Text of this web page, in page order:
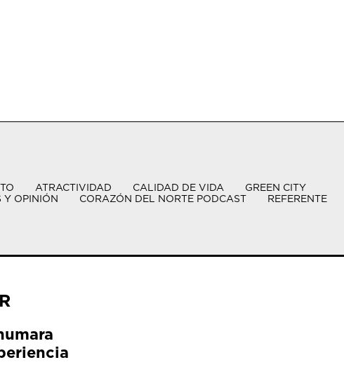
ATRACTIVIDAD CALIDAD DE VIDA
GREEN CITY
Y OPINIÓN
CORAZÓN DEL NORTE PODCAST REFERENTE